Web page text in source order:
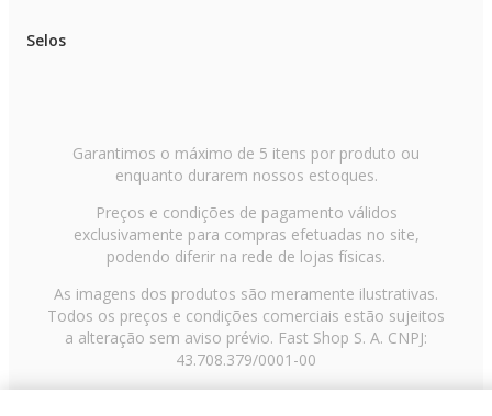
Selos
Garantimos o máximo de 5 itens por produto ou
enquanto durarem nossos estoques.
Preços e condições de pagamento válidos
exclusivamente para compras efetuadas no site,
podendo diferir na rede de lojas físicas.
As imagens dos produtos são meramente ilustrativas.
Todos os preços e condições comerciais estão sujeitos
a alteração sem aviso prévio. Fast Shop S. A. CNPJ:
43.708.379/0001-00